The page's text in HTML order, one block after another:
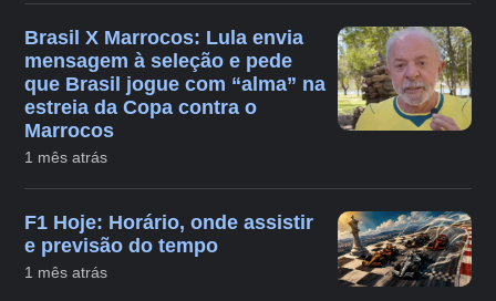
Brasil X Marrocos: Lula envia
mensagem à seleção e pede
que Brasil jogue com “alma” na
estreia da Copa contra o
Marrocos
1 mês atrás
F1 Hoje: Horário, onde assistir
e previsão do tempo
1 mês atrás